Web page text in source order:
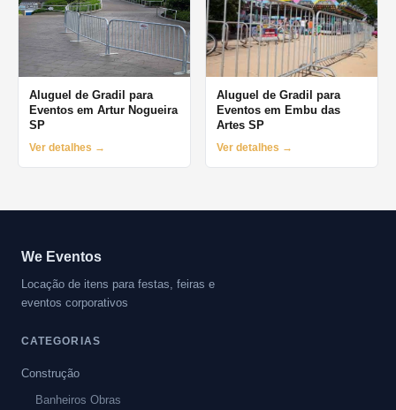
Aluguel de Gradil para
Eventos em Artur Nogueira
SP
Ver detalhes →
Aluguel de Gradil para
Eventos em Embu das
Artes SP
Ver detalhes →
We Eventos
Locação de itens para festas, feiras e
eventos corporativos
CATEGORIAS
Construção
Banheiros Obras